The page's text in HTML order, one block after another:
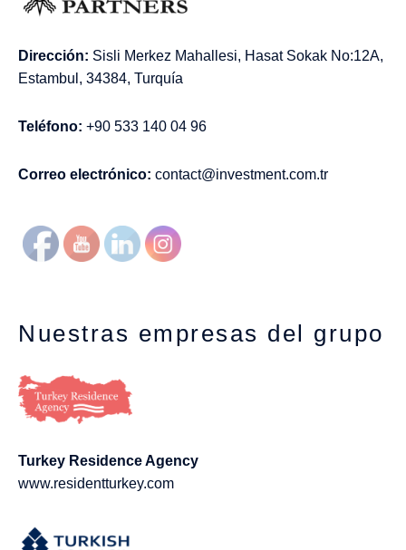
Dirección: Sisli Merkez Mahallesi, Hasat Sokak No:12A,
Estambul, 34384, Turquía
Teléfono: +90 533 140 04 96
Correo electrónico: contact@investment.com.tr
Nuestras empresas del grupo
Turkey Residence Agency
www.residentturkey.com